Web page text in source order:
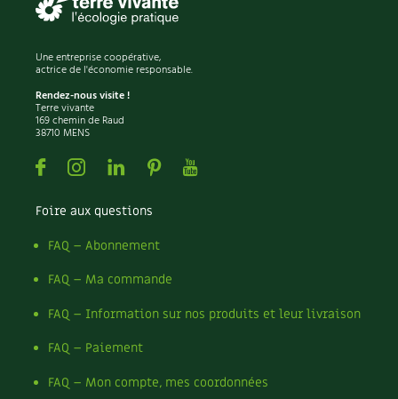
Recettes végétariennes et vegan
Habitat écologique
Conception et gros oeuvre
Entretien de la maison
Décoration et petit bricolage
Santé et bien-être
Trucs & astuces
Expés
Trocs & petites annonces
Liste des pépiniéristes
Mieux consommer
Une entreprise coopérative,
actrice de l'économie responsable.
Rendez-nous visite !
Terre vivante
169 chemin de Raud
38710 MENS
FacebookInstagramLinkedin
PinterestYoutube
Foire aux questions
FAQ – Abonnement
FAQ – Ma commande
FAQ – Information sur nos produits et leur livraison
FAQ – Paiement
FAQ – Mon compte, mes coordonnées